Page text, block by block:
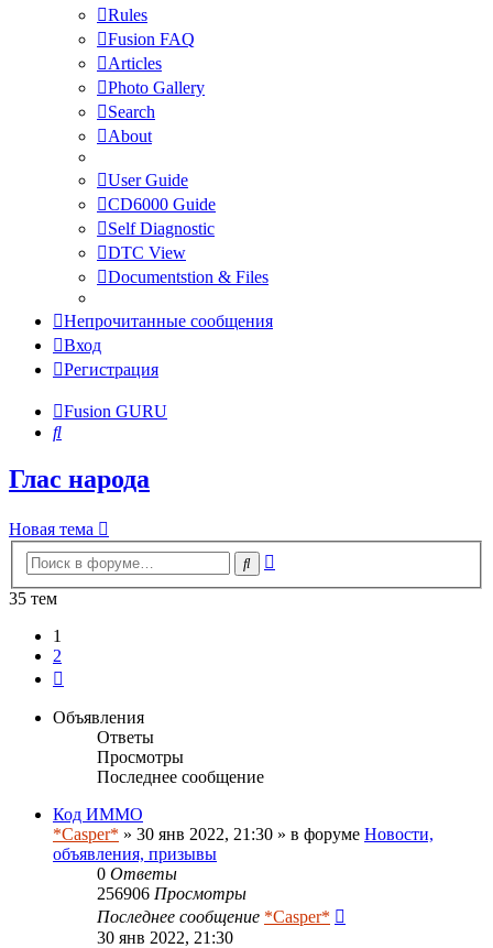
Rules
Fusion FAQ
Articles
Photo Gallery
Search
About
User Guide
CD6000 Guide
Self Diagnostic
DTC View
Documentstion & Files
Непрочитанные сообщения
Вход
Регистрация
Fusion GURU
Поиск
Глас народа
Новая тема
Поиск
35 тем
1
2
Объявления
Ответы
Просмотры
Последнее сообщение
Код ИММО
*Casper* » 30 янв 2022, 21:30 » в форуме Новости,
объявления, призывы
0 Ответы
256906 Просмотры
Последнее сообщение *Casper*
30 янв 2022, 21:30